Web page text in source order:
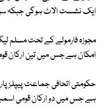
ایک نشست الاٹ ہوگی جبکہ سینیٹ میں 21 ممبران پر
امکان ہے جس میں تین ارکان
ہے جس میں دو ارکان قومی